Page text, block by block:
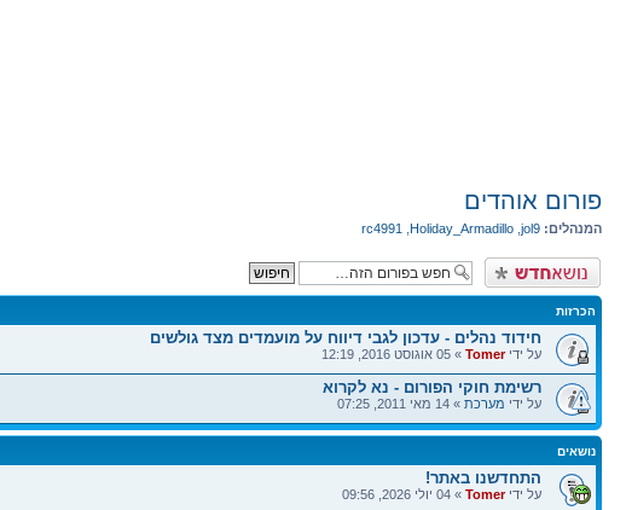
פורום אוהדים
המנהלים: jol9
Holiday_Armadillo
rc4991
פרסם נושא חדש
הכרזות
חידוד נהלים - עדכון לגבי דיווח על מועמדים מצד גולשים
על ידיTomer » 05 אוגוסט 2016, 12:19
רשימת חוקי הפורום - נא לקרוא
על ידי מערכת » 14 מאי 2011, 07:25
נושאים
התחדשנו באתר!
על ידיTomer » 04 יולי 2026, 09:56